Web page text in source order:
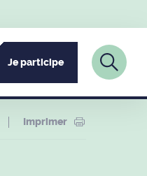
Je participe
Imprimer